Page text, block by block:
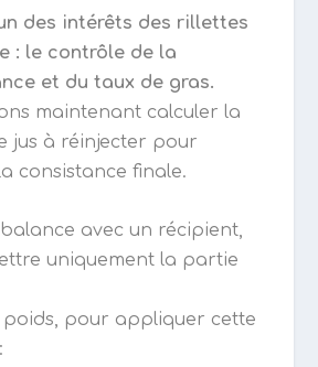
des intérêts des rillettes
: le contrôle de la
et du taux de gras.
maintenant calculer la
jus à réinjecter pour
consistance finale.
avec un récipient,
uniquement la partie
poids, pour appliquer cette